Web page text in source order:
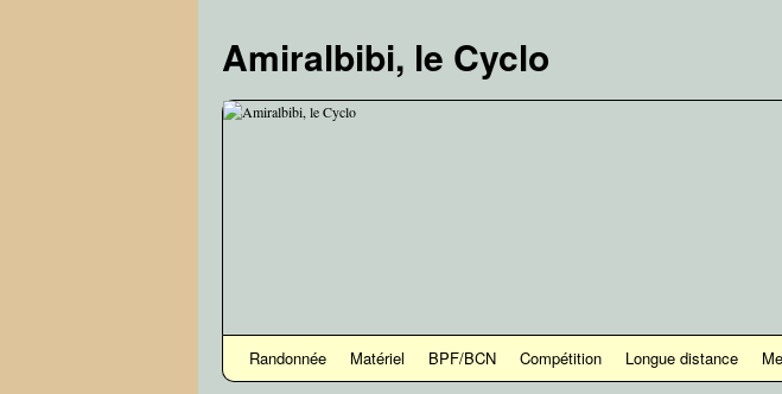
contenu
Amiralbibi, le Cyclo
Randonnée Matériel BPF/BCN Compétition Longue distance